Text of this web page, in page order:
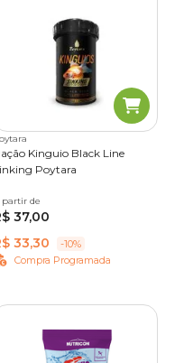
kinguio com
o seu pet
OFF* em
Kinguio Black Line
Poytara
50 g
partir de
37,00
33,30
-10%
Compra Programada